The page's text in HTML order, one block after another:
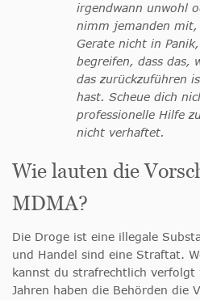
irgendwann unwohl
nimm jemanden mit,
Gerate nicht in
begreifen, dass das,
das zurückzuführen
hast. Scheue dich
professionelle Hilfe
nicht verhaftet.
Wie lauten die
MDMA?
Die Droge ist eine illegale
und Handel sind eine Straftat.
kannst du strafrechtlich verfolgt
Jahren haben die Behörden die